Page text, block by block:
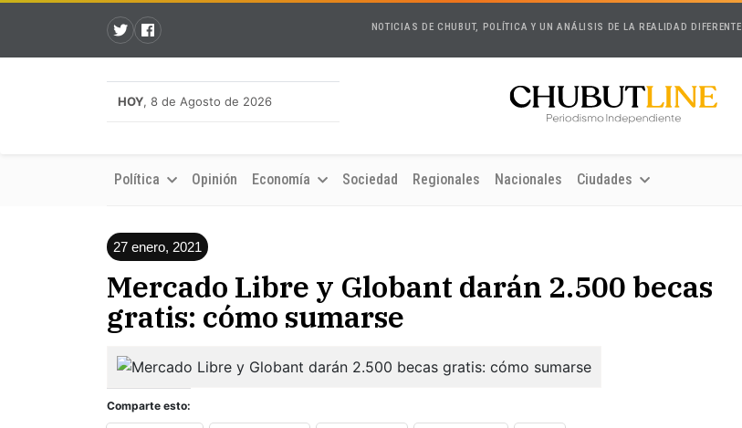
NOTICIAS DE CHUBUT, POLÍTICA Y UN ANÁLISIS DE LA REALIDAD DIFERENTE
HOY, 8 de Agosto de 2026
Política Opinión Economía Sociedad Regionales Nacionales Ciudades
27 enero, 2021
Mercado Libre y Globant darán 2.500 becas
gratis: cómo sumarse
Comparte esto: